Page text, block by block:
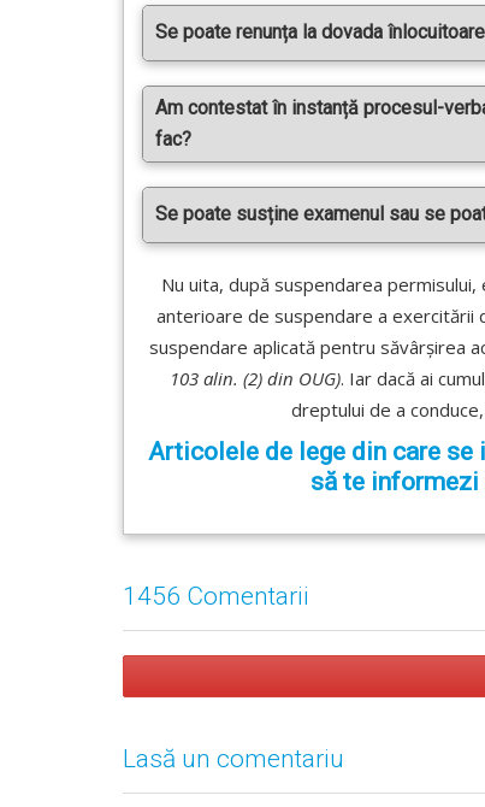
Se poate renunța la dovada
Am contestat în instanță procesul-
fac?
Se poate susține examenul sau se
Nu uita, după suspendarea
anterioare de suspendare a exercitării
suspendare aplicată pentru săvârșirea
103 alin. (2) din OUG). Iar dacă ai
dreptului de a
Articolele de lege din care
să te
1456 Comentarii
Lasă un comentariu